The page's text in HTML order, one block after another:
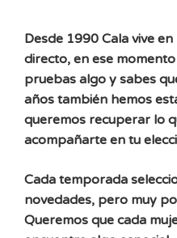
Desde 1990 Cala vive
directo, en ese
pruebas algo y sabes
años también hemos
queremos recuperar lo
acompañarte en tu
Cada temporada
novedades, pero muy
Queremos que cada